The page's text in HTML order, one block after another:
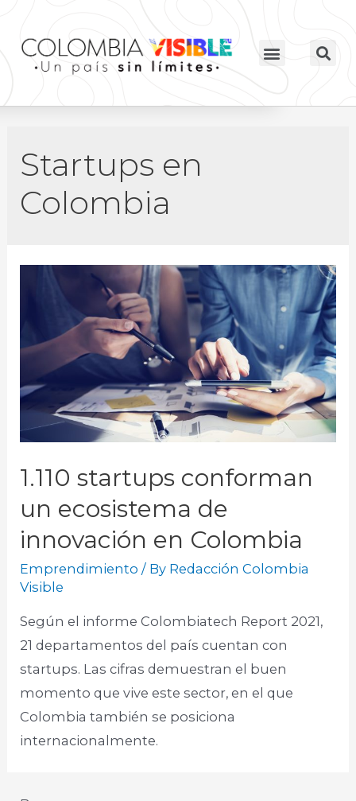
Startups en
Colombia
1.110 startups conforman
un ecosistema de
innovación en Colombia
Emprendimiento / By Redacción Colombia
Visible
Según el informe Colombiatech Report 2021,
21 departamentos del país cuentan con
startups. Las cifras demuestran el buen
momento que vive este sector, en el que
Colombia también se posiciona
internacionalmente.